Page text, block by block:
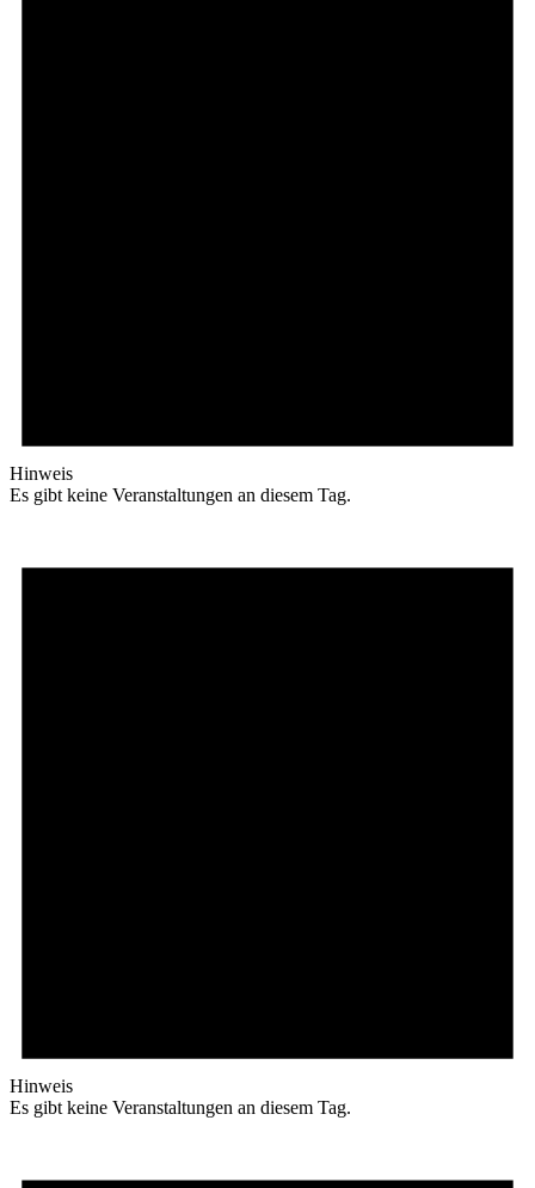
Hinweis
Es gibt keine Veranstaltungen an diesem Tag.
Hinweis
Es gibt keine Veranstaltungen an diesem Tag.